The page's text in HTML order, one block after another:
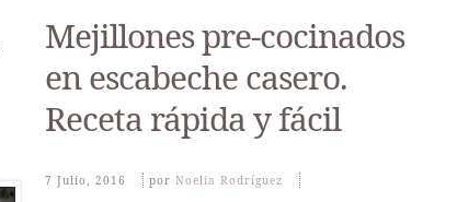
Mejillones pre-cocinados
en escabeche casero.
Receta rápida y fácil
7 Julio, 2016 Por Noelia Rodríguez